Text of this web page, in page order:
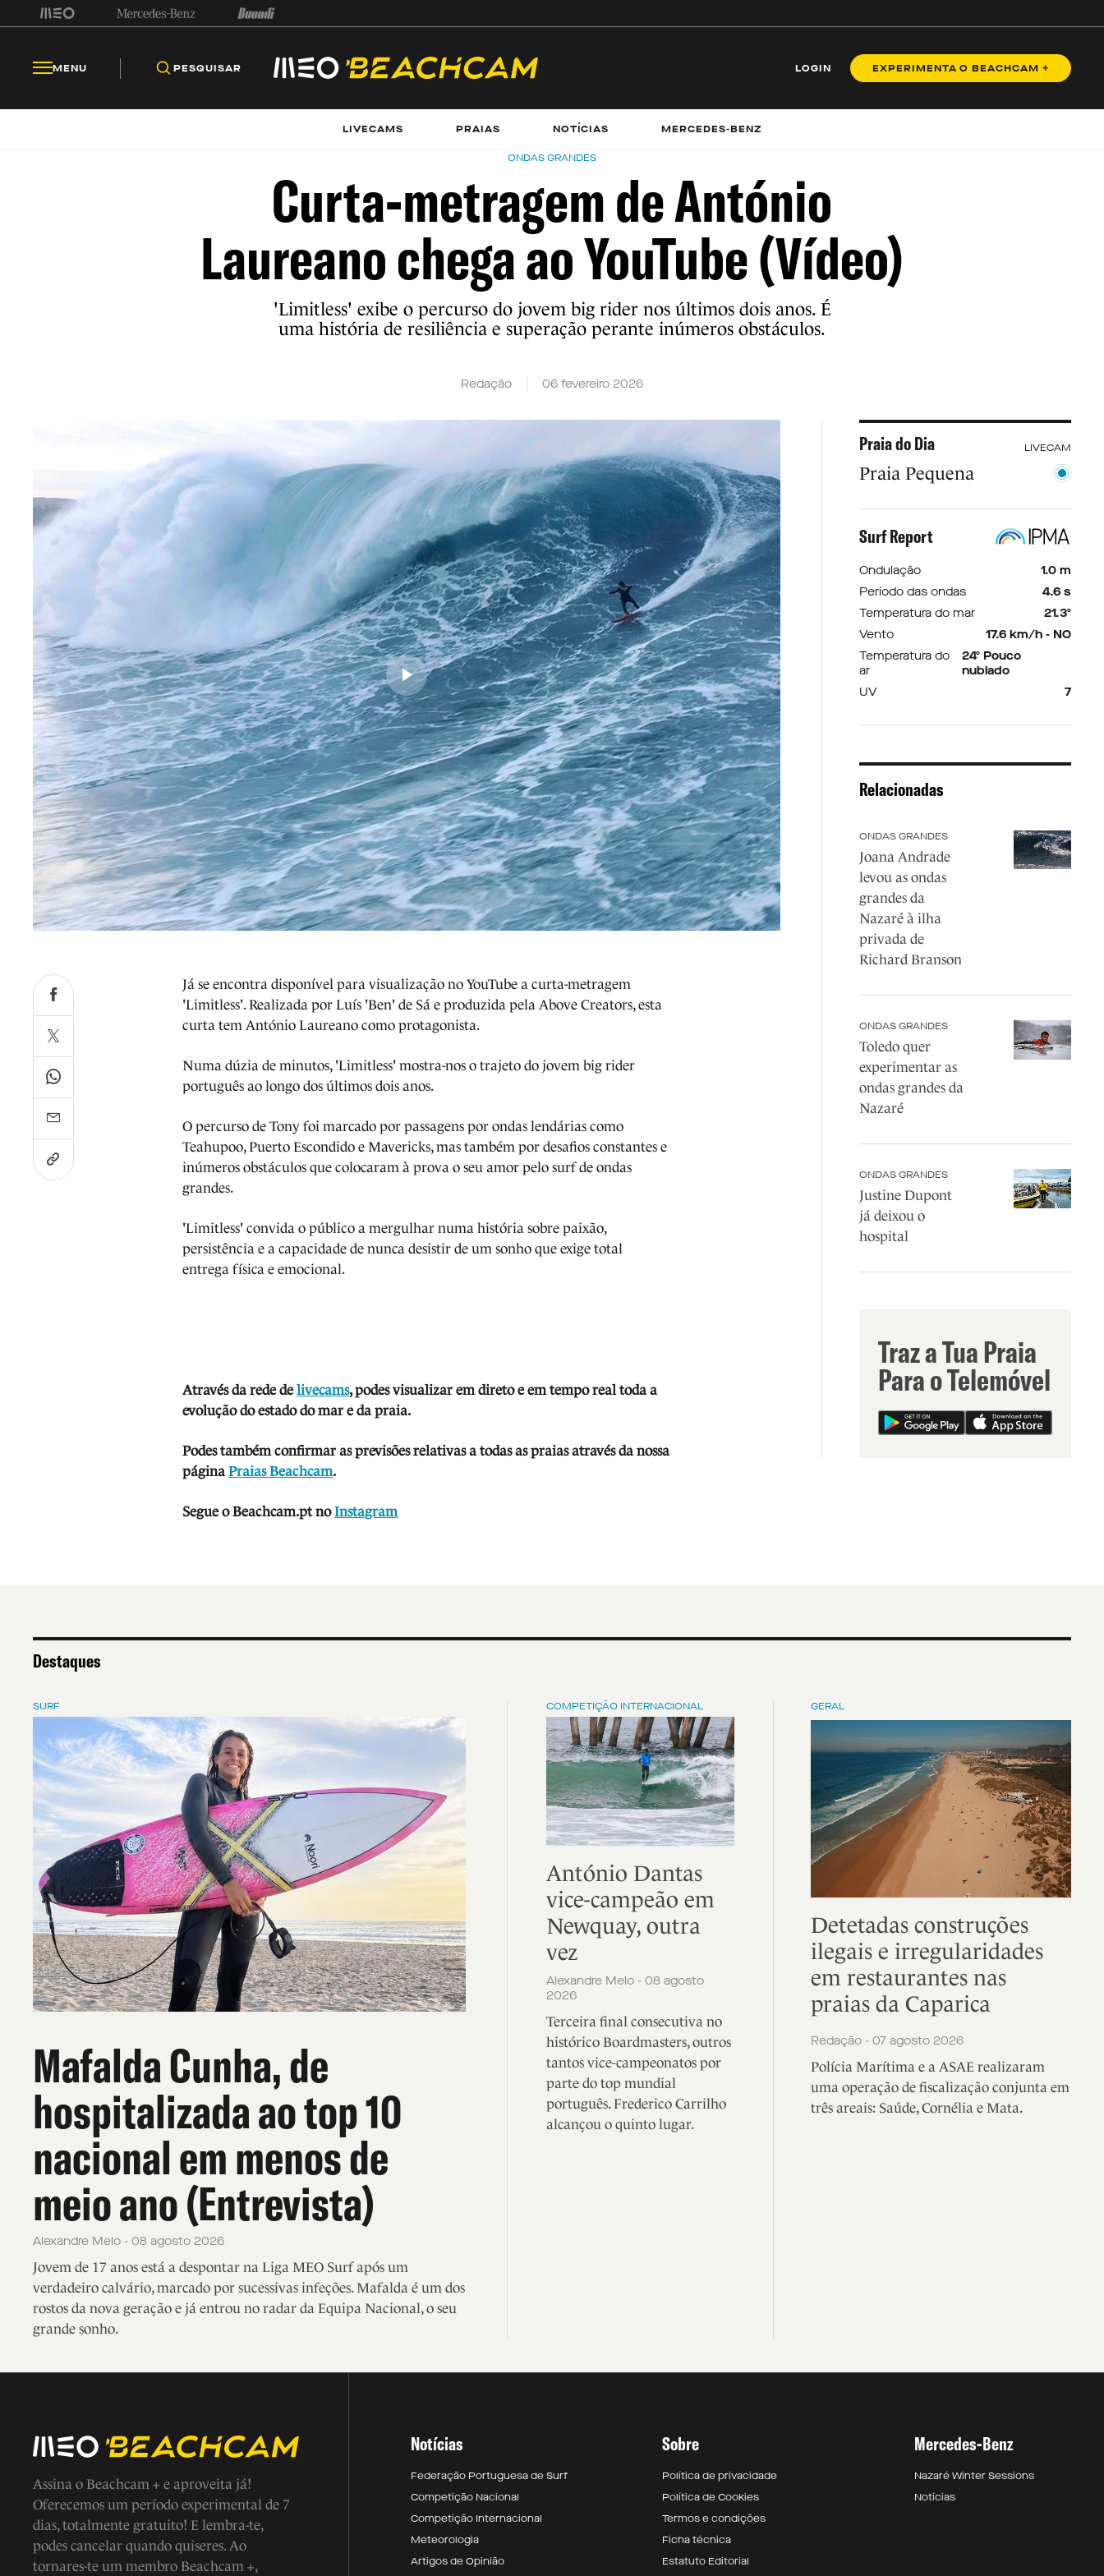
MENU PESQUISAR LOGIN EXPERIMENTA O BEACHCAM +
LIVECAMS PRAIAS NOTÍCIAS MERCEDES-BENZ
ONDAS GRANDES
Curta-metragem de António
Laureano chega ao YouTube (Vídeo)
'Limitless' exibe o percurso do jovem big rider nos últimos dois anos. É
uma história de resiliência e superação perante inúmeros obstáculos.
Redação 06 fevereiro 2026
Já se encontra disponível para visualização no YouTube a curta-metragem
'Limitless'. Realizada por Luís 'Ben' de Sá e produzida pela Above Creators, esta
curta tem António Laureano como protagonista.
Numa dúzia de minutos, 'Limitless' mostra-nos o trajeto do jovem big rider
português ao longo dos últimos dois anos.
O percurso de Tony foi marcado por passagens por ondas lendárias como
Teahupoo, Puerto Escondido e Mavericks, mas também por desafios constantes e
inúmeros obstáculos que colocaram à prova o seu amor pelo surf de ondas
grandes.
'Limitless' convida o público a mergulhar numa história sobre paixão,
persistência e a capacidade de nunca desistir de um sonho que exige total
entrega física e emocional.
Através da rede delivecams, podes visualizar em direto e em tempo real toda a
evolução do estado do mar e da praia.
Podes também confirmar as previsões relativas a todas as praias através da nossa
páginaPraias Beachcam.
Segue o Beachcam.pt no Instagram
Praia do Dia LIVECAM
Praia Pequena
Surf Report
Ondulação
1.0 m
Período das ondas
4.6 s
Temperatura do mar
21.3º
Vento
17.6 km/h - NO
Temperatura do
ar
24º Pouco
nublado
UV
7
Relacionadas
ONDAS GRANDES
Joana Andrade
levou as ondas
grandes da
Nazaré à ilha
privada de
Richard Branson
ONDAS GRANDES
Toledo quer
experimentar as
ondas grandes da
Nazaré
ONDAS GRANDES
Justine Dupont
já deixou o
hospital
Traz a Tua Praia
Para o Telemóvel
Destaques
SURF
Mafalda Cunha, de
hospitalizada ao top 10
nacional em menos de
meio ano (Entrevista)
Alexandre Melo - 08 agosto 2026
Jovem de 17 anos está a despontar na Liga MEO Surf após um
verdadeiro calvário, marcado por sucessivas infeções. Mafalda é um dos
rostos da nova geração e já entrou no radar da Equipa Nacional, o seu
grande sonho.
COMPETIÇÃO INTERNACIONAL
António Dantas
vice-campeão em
Newquay, outra
vez
Alexandre Melo - 08 agosto
2026
Terceira final consecutiva no
histórico Boardmasters, outros
tantos vice-campeonatos por
parte do top mundial
português. Frederico Carrilho
alcançou o quinto lugar.
GERAL
Detetadas construções
ilegais e irregularidades
em restaurantes nas
praias da Caparica
Redação - 07 agosto 2026
Polícia Marítima e a ASAE realizaram
uma operação de fiscalização conjunta em
três areais: Saúde, Cornélia e Mata.
Assina o Beachcam + e aproveita já!
Oferecemos um período experimental de 7
dias, totalmente gratuito! E lembra-te,
podes cancelar quando quiseres. Ao
tornares-te um membro Beachcam +,
Notícias
Federação Portuguesa de Surf
Competição Nacional
Competição Internacional
Meteorologia
Artigos de Opinião
Sobre
Política de privacidade
Política de Cookies
Termos e condições
Ficha técnica
Estatuto Editorial
Mercedes-Benz
Nazaré Winter Sessions
Notícias